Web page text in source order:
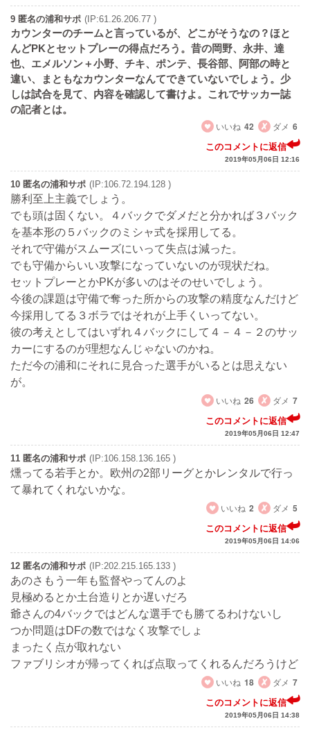
9 匿名の浦和サポ (IP:61.26.206.77 )
カウンターのチームと言っているが、どこがそうなの？ほと
んどPKとセットプレーの得点だろう。昔の岡野、永井、達
也、エメルソン＋小野、チキ、ポンテ、長谷部、阿部の時と
違い、まともなカウンターなんてできていないでしょう。少
しは試合を見て、内容を確認して書けよ。これでサッカー誌
の記者とは。
いいね 42 ダメ 6
このコメントに返信
2019年05月06日 12:16
10 匿名の浦和サポ (IP:106.72.194.128 )
勝利至上主義でしょう。
でも頭は固くない。４バックでダメだと分かれば３バック
を基本形の５バックのミシャ式を採用してる。
それで守備がスムーズにいって失点は減った。
でも守備からいい攻撃になっていないのが現状だね。
セットプレーとかPKが多いのはそのせいでしょう。
今後の課題は守備で奪った所からの攻撃の精度なんだけど
今採用してる３ボラではそれが上手くいってない。
彼の考えとしてはいずれ４バックにして４－４－２のサッ
カーにするのが理想なんじゃないのかね。
ただ今の浦和にそれに見合った選手がいるとは思えない
が。
いいね 26 ダメ 7
このコメントに返信
2019年05月06日 12:47
11 匿名の浦和サポ (IP:106.158.136.165 )
燻ってる若手とか。欧州の2部リーグとかレンタルで行っ
て暴れてくれないかな。
いいね 2 ダメ 5
このコメントに返信
2019年05月06日 14:06
12 匿名の浦和サポ (IP:202.215.165.133 )
あのさもう一年も監督やってんのよ
見極めるとか土台造りとか遅いだろ
爺さんの4バックではどんな選手でも勝てるわけないし
つか問題はDFの数ではなく攻撃でしょ
まったく点が取れない
ファブリシオが帰ってくれば点取ってくれるんだろうけど
いいね 18 ダメ 7
このコメントに返信
2019年05月06日 14:38